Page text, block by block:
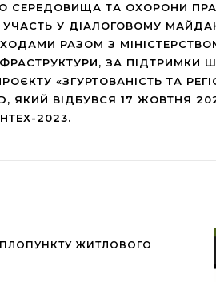
СЕРЕДОВИЩА ТА ОХОРОНИ
УЧАСТЬ У ДІАЛОГОВОМУ
РАЗОМ З
ЗА ПІДТРИМКИ
«ЗГУРТОВАНІСТЬ ТА
ЯКИЙ ВІДБУВСЯ 17 ЖОВТНЯ
2023.
ЖИТЛОВОГО